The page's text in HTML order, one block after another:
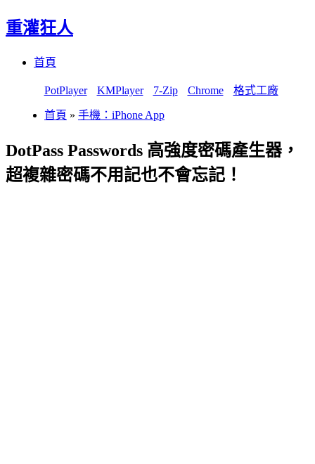
重灌狂人
首頁
PotPlayer KMPlayer 7-Zip Chrome 格式工廠
首頁 » 手機：iPhone App
DotPass Passwords 高強度密碼產生器，
超複雜密碼不用記也不會忘記！